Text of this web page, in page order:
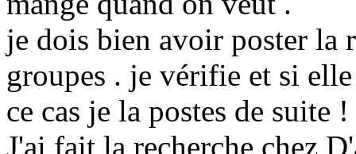
je dois bien avoir poster la
groupes . je vérifie et si elle
ce cas je la postes de suite !
J'ai fait la recherche chez